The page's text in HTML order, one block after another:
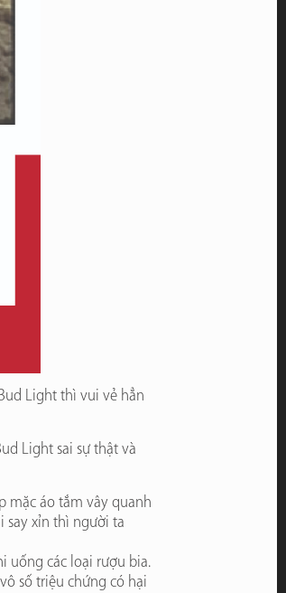
Light thì vui vẻ hẳn
Light sai sự thật và
mặc áo tắm vây quanh
say xỉn thì người ta
uống các loại rượu bia.
số triệu chứng có hại